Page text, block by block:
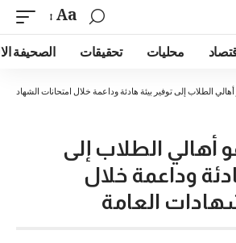
Aa
محليات تحقيقات الصحيفة
أهالي الطلاب إلى توفير بيئة هادئة وداعمة خلال امتحانات الشهادات
أهالي الطلاب إلى
وداعمة خلال
العامة